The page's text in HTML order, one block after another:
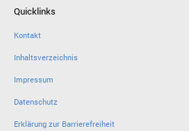
Quicklinks
Kontakt
Inhaltsverzeichnis
Impressum
Datenschutz
Erklärung zur Barrierefreiheit